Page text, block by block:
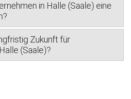
in Halle (Saale) eine
Zukunft für
(Saale)?